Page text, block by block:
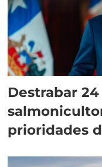
Destrabar
prioridades